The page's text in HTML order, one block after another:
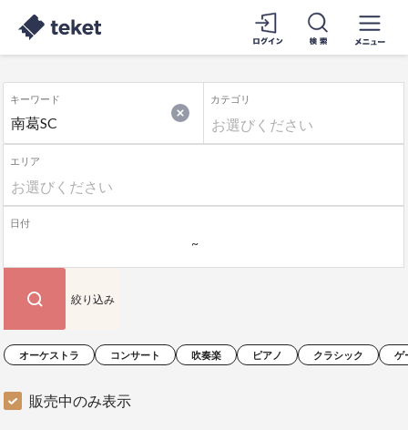
キーワード
オーケストラ コンサート 吹奏楽 ピアノ クラシック ゲ
カテゴリ
エリア
日付
販売中のみ表示
絞り込み